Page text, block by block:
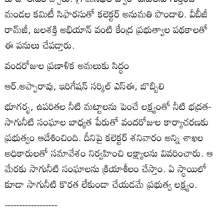
మండల కమిటీ సిఫారసుతో కలెక్టర్‌ అనుమతి పొందాలి. వీబీజీ
రామ్‌జీ, జలశక్తి అభియాన్‌ వంటి కేంద్ర ప్రభుత్వాల పథకాలతో
ఈ పనులు చేపడ్తారు.
వందరోజుల ప్రణాళిక అమలుకు సిద్ధం
ఆర్‌.అప్పారావు, ఇరిగేషన్‌ సర్కిల్‌ ఎస్‌ఈ, బొబ్బిలి
భూగర్భ, ఉపరితల నీటి మట్టాలను పెంచే లక్ష్యంతో నీటి భద్రత-
సాగునీటి సంఘాల బాధ్యత పేరుతో వందరోజుల కార్యాచరణకు
ప్రభుత్వం ఆదేశించింది. దీనిపై కలెక్టర్‌ శనివారం అన్ని శాఖల
అధికారులతో సమావేశం నిర్వహించి లక్ష్యాలను వివరించారు. ఆ
మేరకు సాగునీటి సంఘాలను క్రియాశీలం చేస్తాం. ఏ స్ధాయిలో
కూడా సాగునీటి కొరత లేకుండా చేయడమే ప్రభుత్వ లక్ష్యం.
------------------